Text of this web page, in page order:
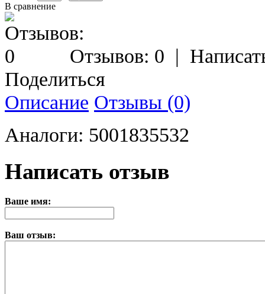
В сравнение
Отзывов: 0 |
Поделиться
Описание Отзывы (0)
Аналоги: 5001835532
Написать отзыв
Ваше имя:
Ваш отзыв: